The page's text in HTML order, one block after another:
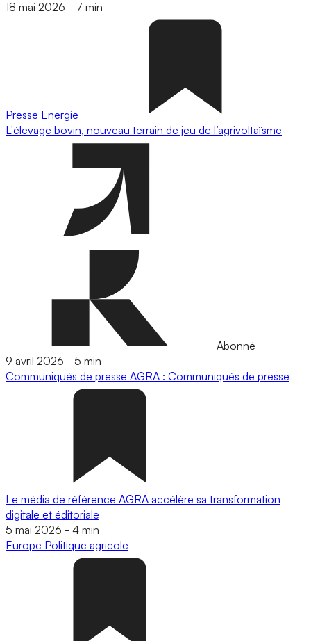
18 mai 2026 - 7 min
Presse Energie
L'élevage bovin, nouveau terrain de jeu de l’agrivoltaïsme
Abonné
9 avril 2026 - 5 min
Communiqués de presse AGRA : Communiqués de presse
Le média de référence AGRA accélère sa transformation
digitale et éditoriale
5 mai 2026 - 4 min
Europe Politique agricole